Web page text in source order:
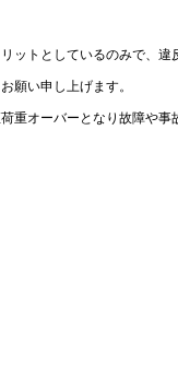
ットとしているのみで、
願い申し上げます。
オーバーとなり故障や事